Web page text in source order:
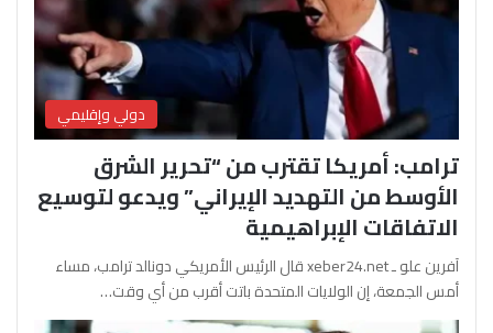
دولي وإقليمي
ترامب: أمريكا تقترب من “تحرير الشرق
الأوسط من التهديد الإيراني” ويدعو لتوسيع
الاتفاقات الإبراهيمية
آفرين علو ـ xeber24.net قال الرئيس الأمريكي دونالد ترامب، مساء
أمس الجمعة، إن الولايات المتحدة باتت أقرب من أي وقت…